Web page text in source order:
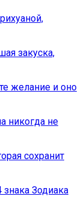
закуска,
желание и оно
никогда не
сохранит
знака Зодиака